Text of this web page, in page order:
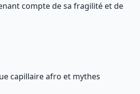
compte de sa fragilité et de
capillaire afro et mythes